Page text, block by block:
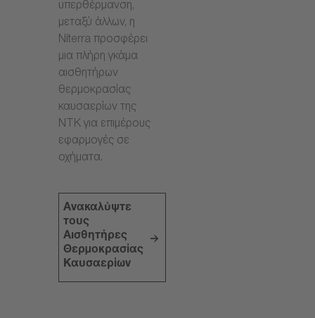
υπερθέρμανση,
μεταξύ άλλων, η
Niterra προσφέρει
μια πλήρη γκάμα
αισθητήρων
θερμοκρασίας
καυσαερίων της
NTK για επιμέρους
εφαρμογές σε
οχήματα.
Ανακαλύψτε
τους
Αισθητήρες
Θερμοκρασίας
Καυσαερίων